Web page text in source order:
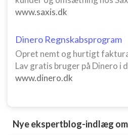
www.saxis.dk
Dinero Regnskabsprogram
Opret nemt og hurtigt
Lav gratis bruger på Dinero i
www.dinero.dk
Nye ekspertblog-indlæg
Måle indholdseffektivitet
kilder
Udvikle og forbedre tjenester
Bruge begrænsede oplysninger
Bruge præcise geografiske
placeringsoplysninger